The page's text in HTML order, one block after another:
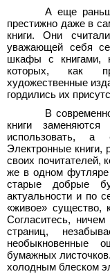
А еще
престижно даже в
книги. Они
уважающей себя
шкафы с книгами,
которых, как
художественные
гордились их
В
книги
использовать, а
Электронные
своих почитателей,
же в одном
старые добрые
актуальности и по
«живое» существо,
Согласитесь,
страниц,
необыкновенные
бумажных
холодным блеском